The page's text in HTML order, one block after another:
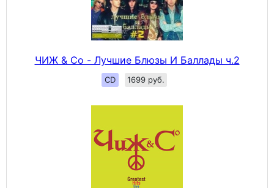
ЧИЖ & Сo - Лучшие Блюзы И Баллады ч.2
CD 1699 руб.